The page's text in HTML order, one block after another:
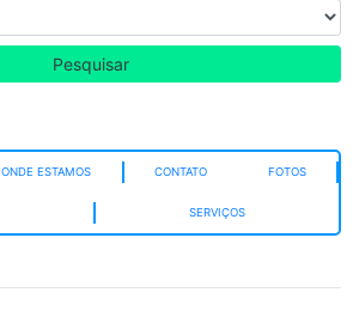
Pesquisar
ONDE ESTAMOS CONTATO FOTOS
SERVIÇOS